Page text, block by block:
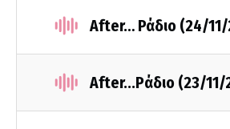
After… Ράδιο (24/
After...Pάδιο (23/11/